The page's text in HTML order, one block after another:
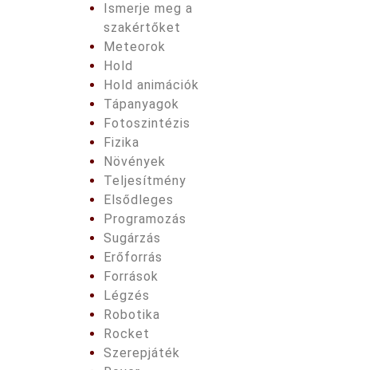
Ismerje meg a
szakértőket
Meteorok
Hold
Hold animációk
Tápanyagok
Fotoszintézis
Fizika
Növények
Teljesítmény
Elsődleges
Programozás
Sugárzás
Erőforrás
Források
Légzés
Robotika
Rocket
Szerepjáték